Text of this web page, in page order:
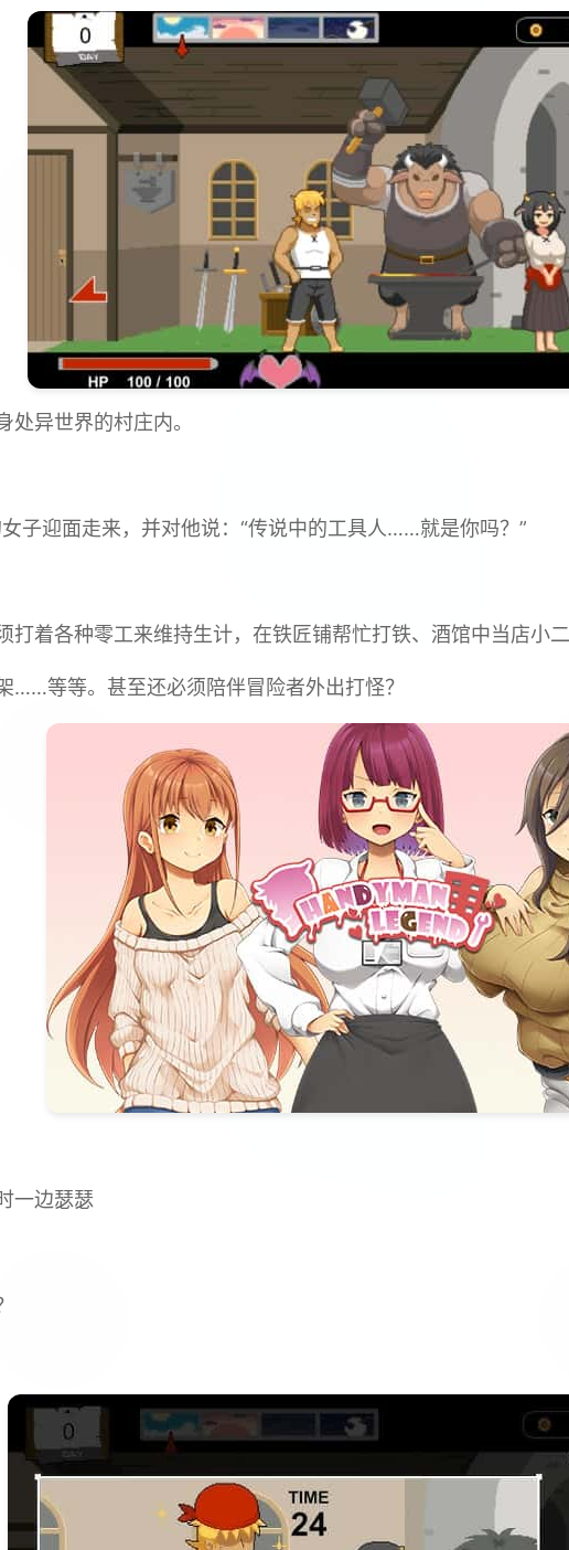
处异世界的村庄内。
子迎面走来，并对他说：“传说中的工具人……就是你吗？”
打着各种零工来维持生计，在铁匠铺帮忙打铁、酒馆中当店小二
……等等。甚至还必须陪伴冒险者外出打怪？
一边瑟瑟